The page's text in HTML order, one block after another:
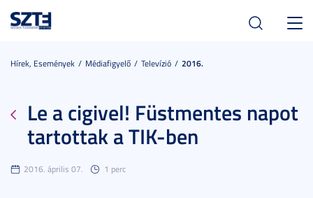
Hírek, Események Médiafigyelő Televízió 2016.
Le a cigivel! Füstmentes napot
tartottak a TIK-ben
2016. április 07. 1 perc